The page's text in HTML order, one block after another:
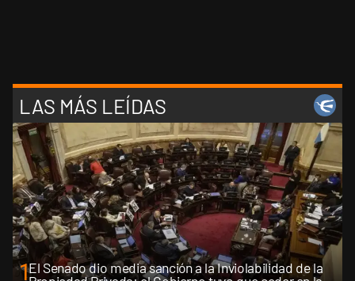
LAS MÁS LEÍDAS
1El Senado dio media sanción a la Inviolabilidad de la